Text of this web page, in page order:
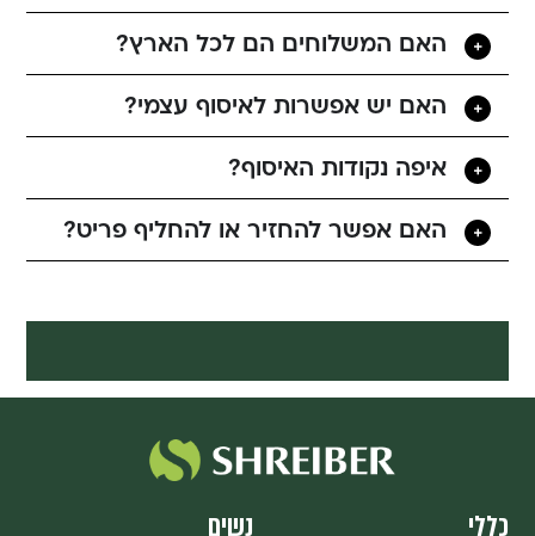
האם המשלוחים הם לכל הארץ?
האם יש אפשרות לאיסוף עצמי?
איפה נקודות האיסוף?
האם אפשר להחזיר או להחליף פריט?
כללי נשים